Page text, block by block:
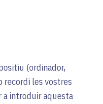
(ordinador,
recordi les vostres
a introduir aquesta